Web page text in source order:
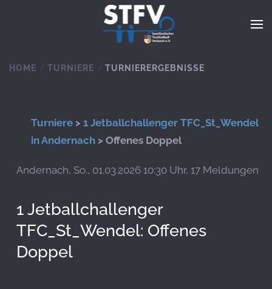
Zum Hauptinhalt springen
HOME TURNIERE TURNIERERGEBNISSE
Turniere > 1 Jetballchallenger TFC_St_Wendel
in Andernach > Offenes Doppel
Andernach, So., 01.03.2026 10:30 Uhr, 17 Meldungen
1 Jetballchallenger
TFC_St_Wendel: Offenes
Doppel